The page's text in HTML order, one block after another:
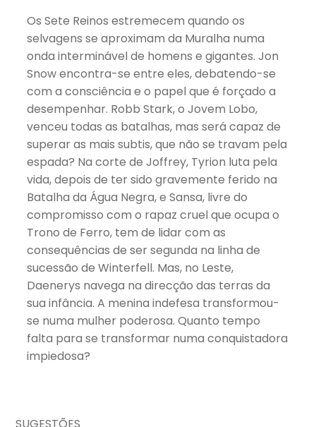
Os Sete Reinos estremecem quando os
selvagens se aproximam da Muralha numa
onda interminável de homens e gigantes. Jon
Snow encontra-se entre eles, debatendo-se
com a consciência e o papel que é forçado a
desempenhar. Robb Stark, o Jovem Lobo,
venceu todas as batalhas, mas será capaz de
superar as mais subtis, que não se travam pela
espada? Na corte de Joffrey, Tyrion luta pela
vida, depois de ter sido gravemente ferido na
Batalha da Água Negra, e Sansa, livre do
compromisso com o rapaz cruel que ocupa o
Trono de Ferro, tem de lidar com as
consequências de ser segunda na linha de
sucessão de Winterfell. Mas, no Leste,
Daenerys navega na direcção das terras da
sua infância. A menina indefesa transformou-
se numa mulher poderosa. Quanto tempo
falta para se transformar numa conquistadora
impiedosa?